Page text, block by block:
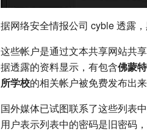
据网络安全情报公司 cyble 透露
这些帐户是通过文本共享网站共
据透露的资料显示，有包含佛蒙
所学校的相关帐户被免费发布出来
国外媒体已试图联系了这些列表
用户表示列表中的密码是旧密码